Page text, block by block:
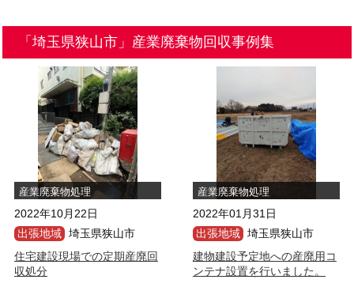
「埼玉県狭山市」産業廃棄物回収事例集
産業廃棄物処理
2022年10月22日
出張地域 埼玉県狭山市
住宅建設現場での定期産廃回
収処分
産業廃棄物処理
2022年01月31日
出張地域 埼玉県狭山市
建物建設予定地への産廃用コ
ンテナ設置を行いました。